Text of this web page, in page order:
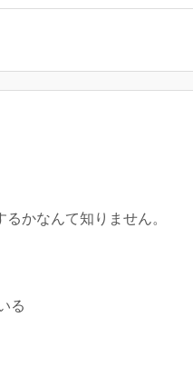
かなんて知りません。
る